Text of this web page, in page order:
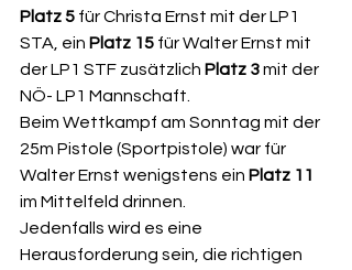
Platz 5 für Christa Ernst mit der LP1
STA, ein Platz 15 für Walter Ernst mit
der LP1 STF zusätzlich Platz 3 mit der
NÖ- LP1 Mannschaft.
Beim Wettkampf am Sonntag mit der
25m Pistole (Sportpistole) war für
Walter Ernst wenigstens ein Platz 11
im Mittelfeld drinnen.
Jedenfalls wird es eine
Herausforderung sein, die richtigen